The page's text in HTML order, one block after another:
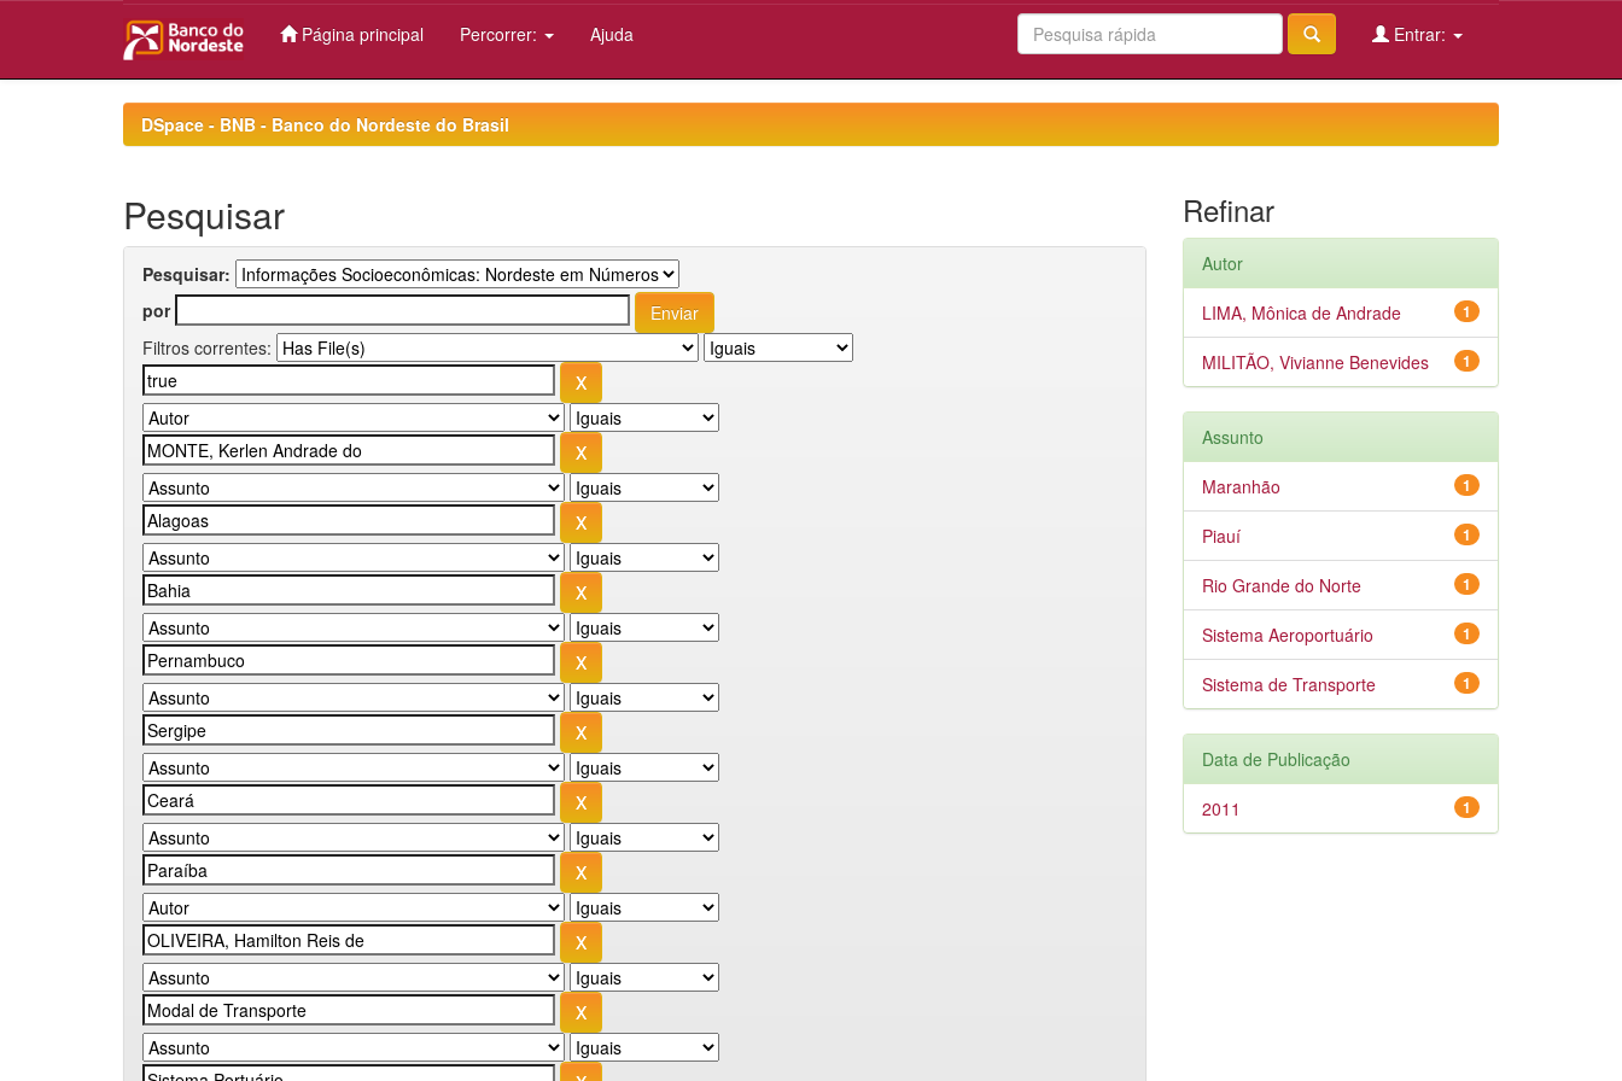
Página principal Percorrer: Ajuda Entrar:
DSpace - BNB - Banco do Nordeste do Brasil
Pesquisar
Pesquisar:
por
Filtros correntes:
Refinar
Autor
1
LIMA, Mônica de Andrade
1
MILITÃO, Vivianne Benevides
Assunto
1
Maranhão
1
Piauí
1
Rio Grande do Norte
1
Sistema Aeroportuário
1
Sistema de Transporte
Data de Publicação
1
2011